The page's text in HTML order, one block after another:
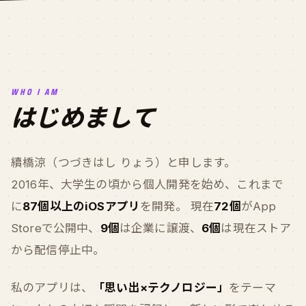
WHO I AM
はじめまして
續橋涼（つづきはし りょう）と申します。
2016年、大学生の頃から個人開発を始め、これまで
に87個以上のiOSアプリ を開発。 現在72個 がApp
Storeで公開中、 9個 は企業に譲渡、 6個 は現在ストア
から配信停止中。
私のアプリは、 「思い出×テクノロジー」 をテーマ